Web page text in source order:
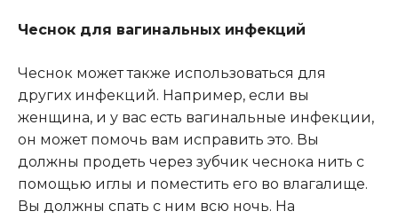
Чеснок для вагинальных инфекций
Чеснок может также использоваться для
других инфекций. Например, если вы
женщина, и у вас есть вагинальные инфекции,
он может помочь вам исправить это. Вы
должны продеть через зубчик чеснока нить с
помощью иглы и поместить его во влагалище.
Вы должны спать с ним всю ночь. На